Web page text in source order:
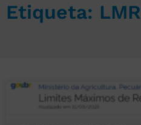
Etiqueta: LMR